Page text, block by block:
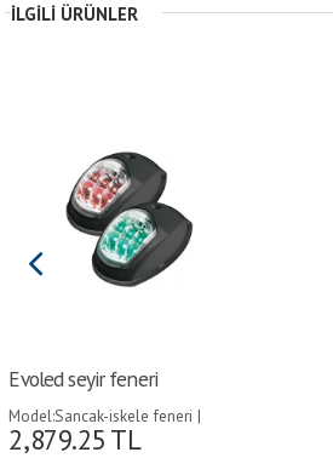
İLGILI ÜRÜNLER
Evoled seyir feneri
Model:Sancak-iskele feneri |
2,879.25 TL